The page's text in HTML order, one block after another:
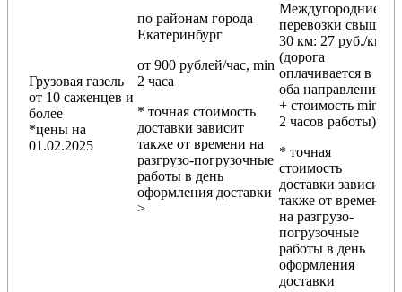
Грузовая газель
от 10 саженцев и
более
*цены на
01.02.2025
по районам города
Екатеринбург
от 900 рублей/час, min
2 часа
* точная стоимость
доставки зависит
также от времени на
разгрузо-погрузочные
работы в день
оформления доставки
>
Междугородние
перевозки свыше
30 км: 27 руб./км
(дорога
оплачивается в
оба направления
+ стоимость min
2 часов работы)
* точная
стоимость
доставки зависит
также от времени
на разгрузо-
погрузочные
работы в день
оформления
доставки